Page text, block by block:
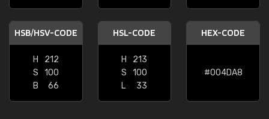
HSB/HSV-CODE
H
212
S
100
B
66
HSL-CODE
H
213
S
100
L
33
HEX-CODE
#004DA8